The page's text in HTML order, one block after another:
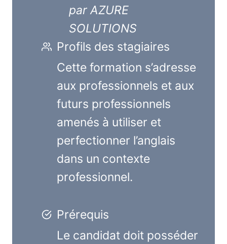
par AZURE
SOLUTIONS
Profils des stagiaires
Cette formation s’adresse
aux professionnels et aux
futurs professionnels
amenés à utiliser et
perfectionner l’anglais
dans un contexte
professionnel.
Prérequis
Le candidat doit posséder